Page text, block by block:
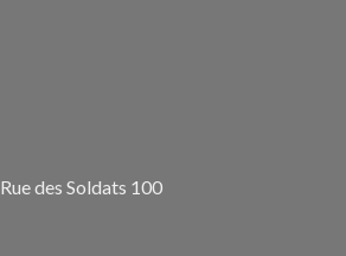
Rue des Soldats 100